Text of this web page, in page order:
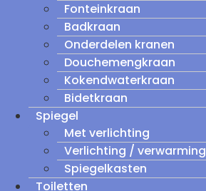
Fonteinkraan
Badkraan
Onderdelen kranen
Douchemengkraan
Kokendwaterkraan
Bidetkraan
Spiegel
Met verlichting
Verlichting / verwarming
Spiegelkasten
Toiletten